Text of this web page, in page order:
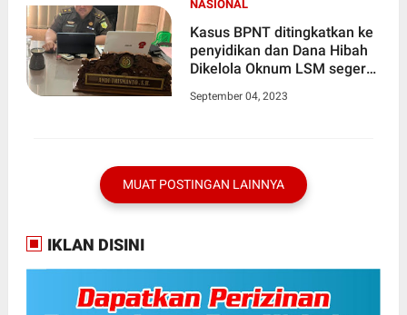
NASIONAL
Kasus BPNT ditingkatkan ke
penyidikan dan Dana Hibah
Dikelola Oknum LSM segera
September 04, 2023
MUAT POSTINGAN LAINNYA
IKLAN DISINI